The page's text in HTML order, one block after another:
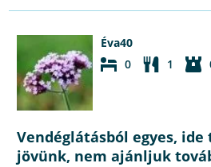
Éva40
0
1
Vendéglátásból egyes, ide
jövünk, nem ajánljuk